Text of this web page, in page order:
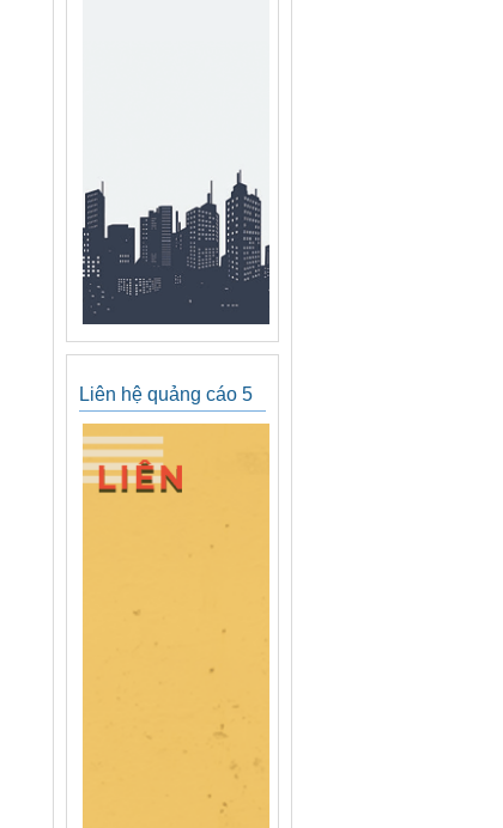
Liên hệ quảng cáo 5